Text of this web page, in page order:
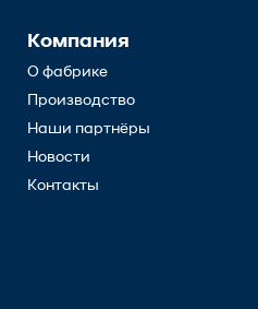
Компания
О фабрике
Производство
Наши партнёры
Новости
Контакты